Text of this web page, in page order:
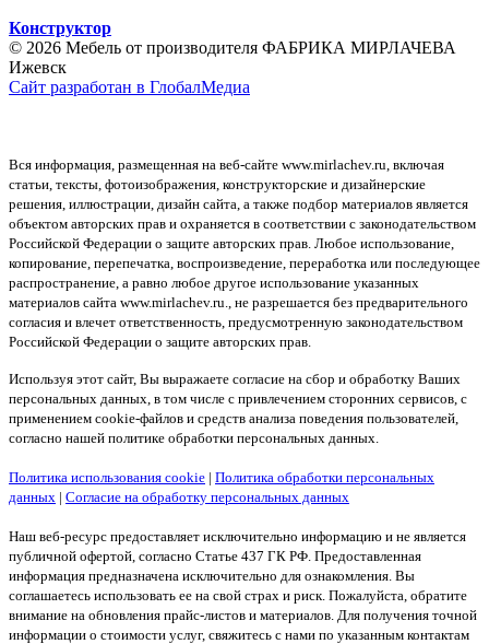
Конструктор
© 2026 Мебель от производителя ФАБРИКА МИРЛАЧЕВА
Ижевск
Сайт разработан в ГлобалМедиа
Вся информация, размещенная на веб-сайте www.mirlachev.ru, включая
статьи, тексты, фотоизображения, конструкторские и дизайнерские
решения, иллюстрации, дизайн сайта, а также подбор материалов является
объектом авторских прав и охраняется в соответствии с законодательством
Российской Федерации о защите авторских прав. Любое использование,
копирование, перепечатка, воспроизведение, переработка или последующее
распространение, а равно любое другое использование указанных
материалов сайта www.mirlachev.ru., не разрешается без предварительного
согласия и влечет ответственность, предусмотренную законодательством
Российской Федерации о защите авторских прав.
Используя этот сайт, Вы выражаете согласие на сбор и обработку Ваших
персональных данных, в том числе с привлечением сторонних сервисов, с
применением cookie-файлов и средств анализа поведения пользователей,
согласно нашей политике обработки персональных данных.
Политика использования cookie | Политика обработки персональных
данных | Согласие на обработку персональных данных
Наш веб-ресурс предоставляет исключительно информацию и не является
публичной офертой, согласно Статье 437 ГК РФ. Предоставленная
информация предназначена исключительно для ознакомления. Вы
соглашаетесь использовать ее на свой страх и риск. Пожалуйста, обратите
внимание на обновления прайс-листов и материалов. Для получения точной
информации о стоимости услуг, свяжитесь с нами по указанным контактам